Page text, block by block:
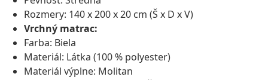
Rozmery: 140 x 200 x 20 cm (Š x D x V)
Vrchný matrac:
Farba: Biela
Materiál: Látka (100 % polyester)
Materiál výplne: Molitan